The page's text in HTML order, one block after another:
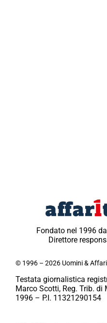
Fondato nel 1996
Direttore
© 1996 – 2026 Uomini &
Testata giornalistica
Marco Scotti, Reg. Trib. di
1996 – P.I. 11321290154